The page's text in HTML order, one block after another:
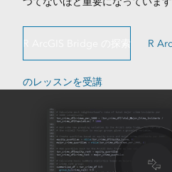
R ArcGIS Bridge の探索 R
のレッスンを受講